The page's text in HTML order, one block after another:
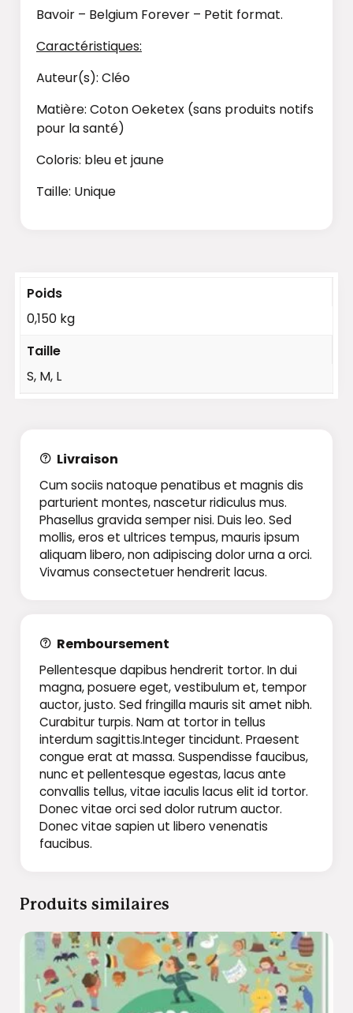
Bavoir – Belgium Forever – Petit format.
Caractéristiques:
Auteur(s): Cléo
Matière: Coton Oeketex (sans produits notifs
pour la santé)
Coloris: bleu et jaune
Taille: Unique
Poids
0,150 kg
Taille
S, M, L
Livraison
Cum sociis natoque penatibus et magnis dis
parturient montes, nascetur ridiculus mus.
Phasellus gravida semper nisi. Duis leo. Sed
mollis, eros et ultrices tempus, mauris ipsum
aliquam libero, non adipiscing dolor urna a orci.
Vivamus consectetuer hendrerit lacus.
Remboursement
Pellentesque dapibus hendrerit tortor. In dui
magna, posuere eget, vestibulum et, tempor
auctor, justo. Sed fringilla mauris sit amet nibh.
Curabitur turpis. Nam at tortor in tellus
interdum sagittis.Integer tincidunt. Praesent
congue erat at massa. Suspendisse faucibus,
nunc et pellentesque egestas, lacus ante
convallis tellus, vitae iaculis lacus elit id tortor.
Donec vitae orci sed dolor rutrum auctor.
Donec vitae sapien ut libero venenatis
faucibus.
Produits similaires